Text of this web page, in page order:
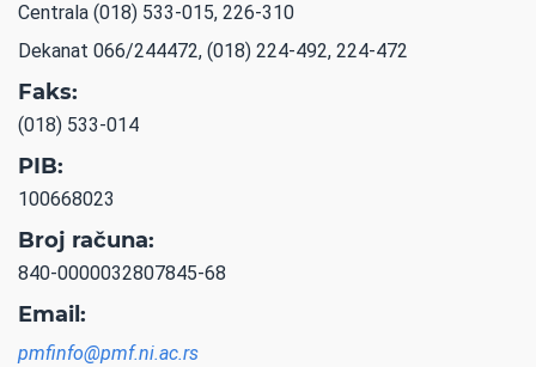
Centrala (018) 533-015, 226-310
Dekanat 066/244472, (018) 224-492, 224-472
Faks:
(018) 533-014
PIB:
100668023
Broj računa:
840-0000032807845-68
Email:
pmfinfo@pmf.ni.ac.rs